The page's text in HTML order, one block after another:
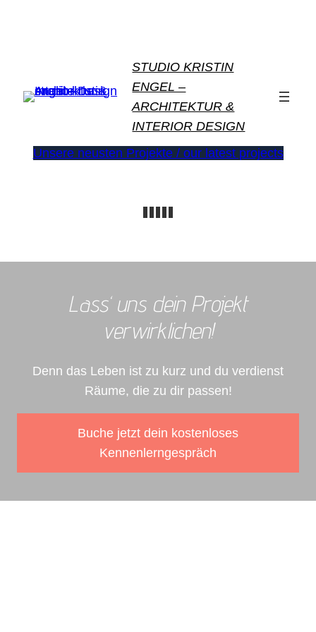
STUDIO KRISTIN
ENGEL –
ARCHITEKTUR &
INTERIOR DESIGN
Unsere neusten Projekte / our latest projects
Lass‘ uns dein Projekt
verwirklichen!
Denn das Leben ist zu kurz und du verdienst
Räume, die zu dir passen!
Buche jetzt dein kostenloses
Kennenlerngespräch